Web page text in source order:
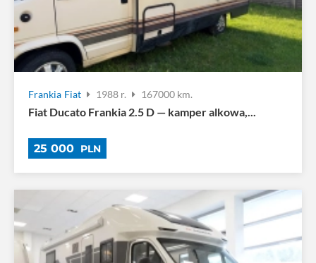
Frankia Fiat 1988 r. 167000 km.
Fiat Ducato Frankia 2.5 D — kamper alkowa,...
25 000 PLN